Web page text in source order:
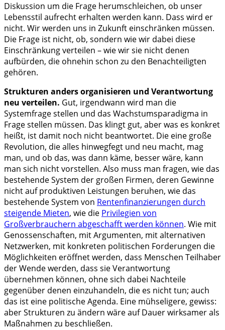
Diskussion um die Frage herumschleichen, ob unser
Lebensstil aufrecht erhalten werden kann. Dass wird er
nicht. Wir werden uns in Zukunft einschränken müssen.
Die Frage ist nicht, ob, sondern wie wir dabei diese
Einschränkung verteilen – wie wir sie nicht denen
aufbürden, die ohnehin schon zu den Benachteiligten
gehören.
Strukturen anders organisieren und Verantwortung
neu verteilen. Gut, irgendwann wird man die
Systemfrage stellen und das Wachstumsparadigma in
Frage stellen müssen. Das klingt gut, aber was es konkret
heißt, ist damit noch nicht beantwortet. Die eine große
Revolution, die alles hinwegfegt und neu macht, mag
man, und ob das, was dann käme, besser wäre, kann
man sich nicht vorstellen. Also muss man fragen, wie das
bestehende System der großen Firmen, deren Gewinne
nicht auf produktiven Leistungen beruhen, wie das
bestehende System von Rentenfinanzierungen durch
steigende Mieten, wie die Privilegien von
Großverbrauchern abgeschafft werden können. Wie mit
Genossenschaften, mit Argumenten, mit alternativen
Netzwerken, mit konkreten politischen Forderungen die
Möglichkeiten eröffnet werden, dass Menschen Teilhaber
der Wende werden, dass sie Verantwortung
übernehmen können, ohne sich dabei Nachteile
gegenüber denen einzuhandeln, die es nicht tun; auch
das ist eine politische Agenda. Eine mühseligere, gewiss:
aber Strukturen zu ändern wäre auf Dauer wirksamer als
Maßnahmen zu beschließen.